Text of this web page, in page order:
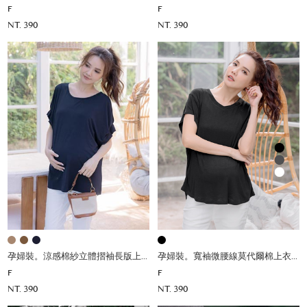
F
NT. 390
F
NT. 390
孕婦裝。涼感棉紗立體摺袖長版上衣(薄彈)
F
NT. 390
孕婦裝。寬袖微腰線莫代爾棉上衣(薄涼)
F
NT. 390